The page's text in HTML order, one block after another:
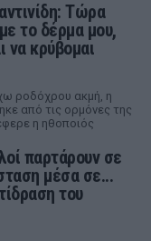
Τώρα
το δέρμα μου,
να κρύβομαι
ροδόχρου ακμή, η
από τις ορμόνες της
η ηθοποιός
παρτάρουν σε
μέσα σε...
του